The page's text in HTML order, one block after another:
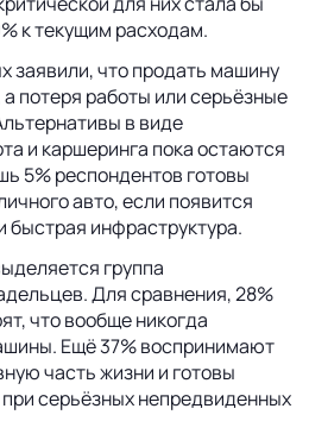
к текущим расходам.
заявили, что продать машину
потеря работы или серьёзные
в виде
и каршеринга пока остаются
5% респондентов готовы
авто, если появится
быстрая инфраструктура.
группа
Для сравнения, 28%
что вообще никогда
Ещё 37% воспринимают
часть жизни и готовы
серьёзных непредвиденных